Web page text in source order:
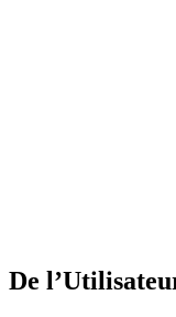
De